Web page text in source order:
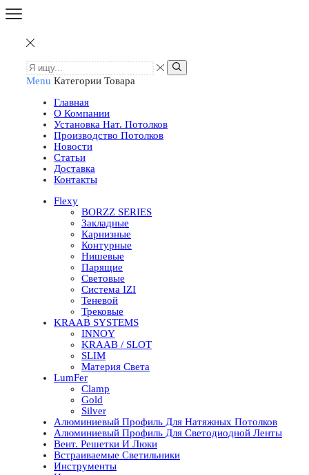
Menu Категории Товара
Главная
О Компании
Установка Нат. Потолков
Производство Потолков
Новости
Статьи
Доставка
Контакты
Flexy
BORZZ SERIES
Закладные
Карнизные
Контурные
Нишевые
Парящие
Световые
Система IZI
Теневой
Трековые
KRAAB SYSTEMS
INNOY
KRAAB / SLOT
SLIM
Материя Света
LumFer
Clamp
Gold
Silver
Алюминиевый Профиль Для Натяжных Потолков
Алюминиевый Профиль Для Светодиодной Ленты
Вент. Решетки И Люки
Встраиваемые Светильники
Инструменты